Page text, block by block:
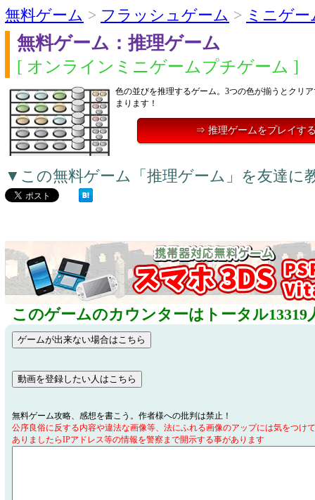
無料ゲーム > フラッシュゲーム > ミニゲー
無料ゲーム：推理ゲーム
[ オンラインミニゲームプチゲーム ]
色の並びを推理するゲーム。3つの色が揃うとクリ
まります！
⇒ 推理ゲームをプレイす
▼この無料ゲーム「推理ゲーム」を友達に
このゲームのカウンターはトータル13319
無料ゲーム攻略、感想を書こう。作者様への批判は禁止！
公序良俗に反する内容や違法な画像等、法にふれる画像のアップには気をつけ
ありましたらIPアドレス等の情報を警察まで開示する事があります